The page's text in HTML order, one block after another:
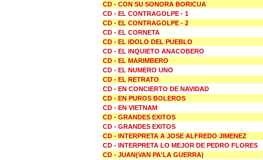
CD - CON SU SONORA BORICUA
CD - EL CONTRAGOLPE - 1
CD - EL CONTRAGOLPE - 2
CD - EL CORNETA
CD - EL IDOLO DEL PUEBLO
CD - EL INQUIETO ANACOBERO
CD - EL MARIMBERO
CD - EL NUMERO UNO
CD - EL RETRATO
CD - EN CONCIERTO DE NAVIDAD
CD - EN PUROS BOLEROS
CD - EN VIETNAM
CD - GRANDES EXITOS
CD - GRANDES EXITOS
CD - INTERPRETA A JOSE ALFREDO JIMENEZ
CD - INTERPRETA LO MEJOR DE PEDRO FLORES
CD - JUAN(VAN PA'LA GUERRA)